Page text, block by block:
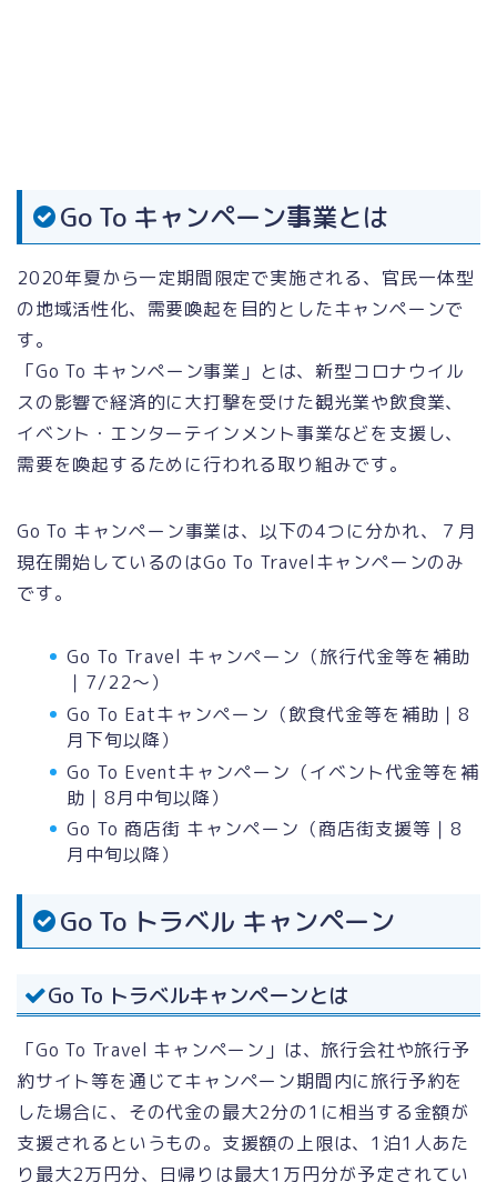
Go To キャンペーン事業とは
2020年夏から一定期間限定で実施される、官民一体型
の地域活性化、需要喚起を目的としたキャンペーンで
す。
「Go To キャンペーン事業」とは、新型コロナウイル
スの影響で経済的に大打撃を受けた観光業や飲食業、
イベント・エンターテインメント事業などを支援し、
需要を喚起するために行われる取り組みです。
Go To キャンペーン事業は、以下の4つに分かれ、７月
現在開始しているのはGo To Travelキャンペーンのみ
です。
Go To Travel キャンペーン（旅行代金等を補助
｜7/22〜）
Go To Eatキャンペーン（飲食代金等を補助｜8
月下旬以降）
Go To Eventキャンペーン（イベント代金等を補
助｜8月中旬以降）
Go To 商店街 キャンペーン（商店街支援等｜8
月中旬以降）
Go To トラベル キャンペーン
Go To トラベルキャンペーンとは
「Go To Travel キャンペーン」は、旅行会社や旅行予
約サイト等を通じてキャンペーン期間内に旅行予約を
した場合に、その代金の最大2分の1に相当する金額が
支援されるというもの。支援額の上限は、1泊1人あた
り最大2万円分、日帰りは最大1万円分が予定されてい